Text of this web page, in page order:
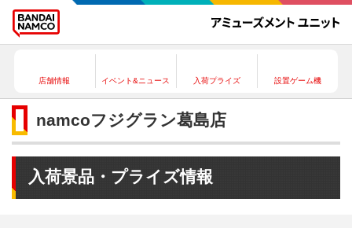
店舗情報 イベント&ニュース 入荷プライズ 設置ゲーム機
namcoフジグラン葛島店
入荷景品・プライズ情報